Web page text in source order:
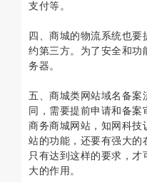
支付等。
四、商城的物流系统也
约第三方。为了安全和功
务器。
五、商城类网站域名备案
同，需要提前申请和备
商务商城网站，知网科技
站的功能，还要有强大的
只有达到这样的要求，
大的作用。